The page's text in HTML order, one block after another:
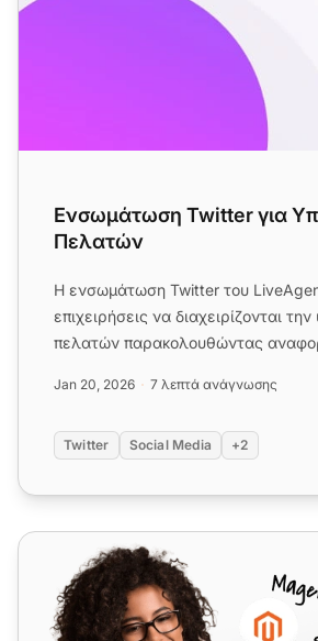
Ενσωμάτωση Twitter για
Πελατών
Η ενσωμάτωση Twitter του
επιχειρήσεις να διαχειρίζονται
πελατών παρακολουθώντας
Jan 20, 2026 7 λεπτά ανάγνωσης
Twitter Social Media +2
Twitter (X)